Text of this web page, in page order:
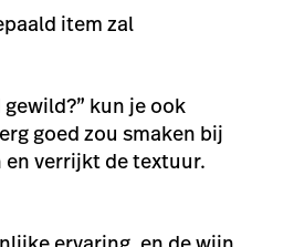
item zal
kun je ook
goed zou smaken bij
en verrijkt de textuur.